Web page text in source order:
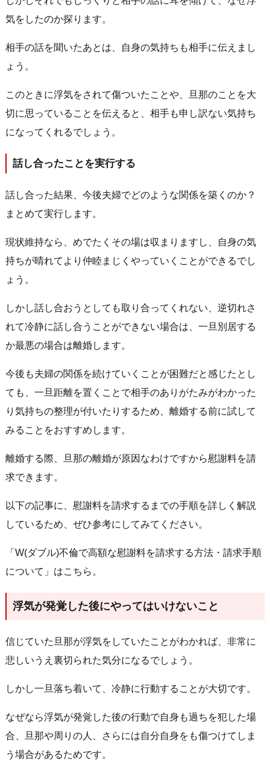
気をしたのか探ります。
相手の話を聞いたあとは、自身の気持ちも相手に伝えまし
ょう。
このときに浮気をされて傷ついたことや、旦那のことを大
切に思っていることを伝えると、相手も申し訳ない気持ち
になってくれるでしょう。
話し合ったことを実行する
話し合った結果、今後夫婦でどのような関係を築くのか？
まとめて実行します。
現状維持なら、めでたくその場は収まりますし、自身の気
持ちが晴れてより仲睦まじくやっていくことができるでし
ょう。
しかし話し合おうとしても取り合ってくれない、逆切れさ
れて冷静に話し合うことができない場合は、一旦別居する
か最悪の場合は離婚します。
今後も夫婦の関係を続けていくことが困難だと感じたとし
ても、一旦距離を置くことで相手のありがたみがわかった
り気持ちの整理が付いたりするため、離婚する前に試して
みることをおすすめします。
離婚する際、旦那の離婚が原因なわけですから慰謝料を請
求できます。
以下の記事に、慰謝料を請求するまでの手順を詳しく解説
しているため、ぜひ参考にしてみてください。
「W(ダブル)不倫で高額な慰謝料を請求する方法・請求手順
について」はこちら。
浮気が発覚した後にやってはいけないこと
信じていた旦那が浮気をしていたことがわかれば、非常に
悲しいうえ裏切られた気分になるでしょう。
しかし一旦落ち着いて、冷静に行動することが大切です。
なぜなら浮気が発覚した後の行動で自身も過ちを犯した場
合、旦那や周りの人、さらには自分自身をも傷つけてしま
う場合があるためです。